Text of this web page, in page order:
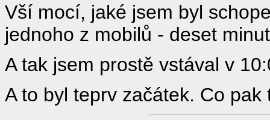
Vší mocí, jaké jsem byl
jednoho z mobilů - deset
A tak jsem prostě vstával v
A to byl teprv začátek. Co pak